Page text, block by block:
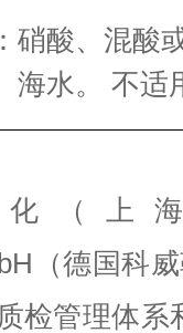
硝酸、混酸
海水。 不适
（上
（德国科
检管理体系